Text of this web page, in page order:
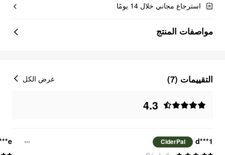
استرجاع مجاني خلال 14 يومًا
مواصفات المنتج
التقييمات (7)
4.3
عرض الكل
d***1
CiderPal